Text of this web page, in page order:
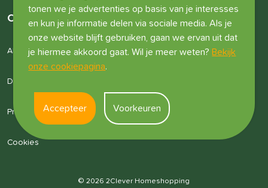
tonen we je advertenties op basis van je interesses
en kun je informatie delen via sociale media. Als je
onze website blijft gebruiken, gaan we ervan uit dat
je hiermee akkoord gaat. Wil je meer weten? Bekijk
onze cookiepagina.
Accepteer Voorkeuren
Overige informatie
Algemene voorwaarden
Disclaimer
Privacyverklaring
Cookies
© 2026 2Clever Homeshopping